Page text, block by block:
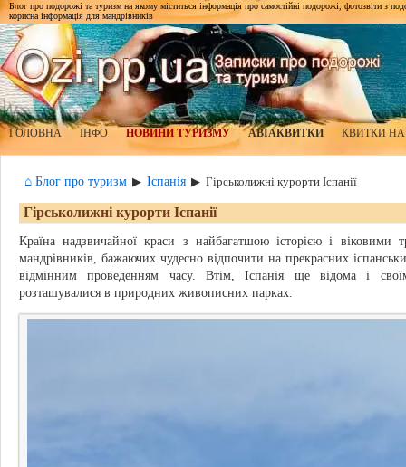
Блог про подорожі та туризм на якому міститься інформація про самостійні подорожі, фотозвіти з
корисна інформація для мандрівників
ГОЛОВНА ІНФО НОВИНИ ТУРИЗМУ АВІАКВИТКИ КВИТКИ
⌂ Блог про туризм ▶ Іспанія ▶ Гірськолижні курорти Іспанії
Гірськолижні курорти Іспанії
Країна надзвичайної краси з найбагатшою історією і віковими
мандрівників, бажаючих чудесно відпочити на прекрасних
відмінним проведенням часу. Втім, Іспанія ще відома і
розташувалися в природних живописних парках.